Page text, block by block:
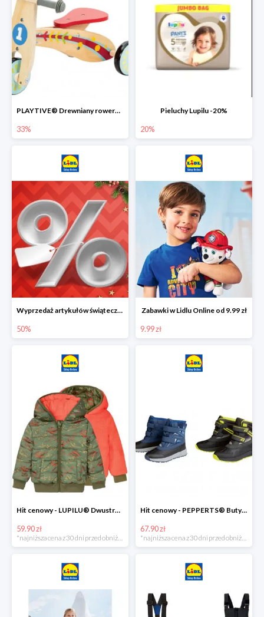
PLAYTIVE® Drewniany rowerek biegowy -33%
33%
Pieluchy Lupilu -20%
20%
Wyprzedaż artykułów świątecznych w Lidlu Online
50%
Zabawki w Lidlu Online od 9.99 zł
9.99 zł
Hit cenowy - LUPILU® Dwustronna kurtka dziecięca z polarem
59.90 zł
*najniższa cena z 30 dni przed obniżką
Hit cenowy - PEPPERTS® Buty zimowe chłopięce
67.90 zł
*najniższa cena z 30 dni przed obniżką